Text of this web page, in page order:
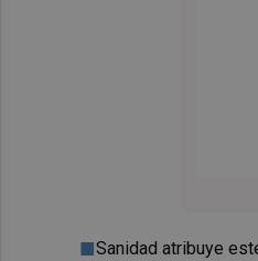
Sanidad atribuye